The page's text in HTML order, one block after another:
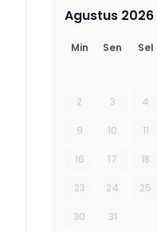
Agustus 2026
Min Sen Sel
2 3 4
9 10 11
16 17 18
23 24 25
30 31